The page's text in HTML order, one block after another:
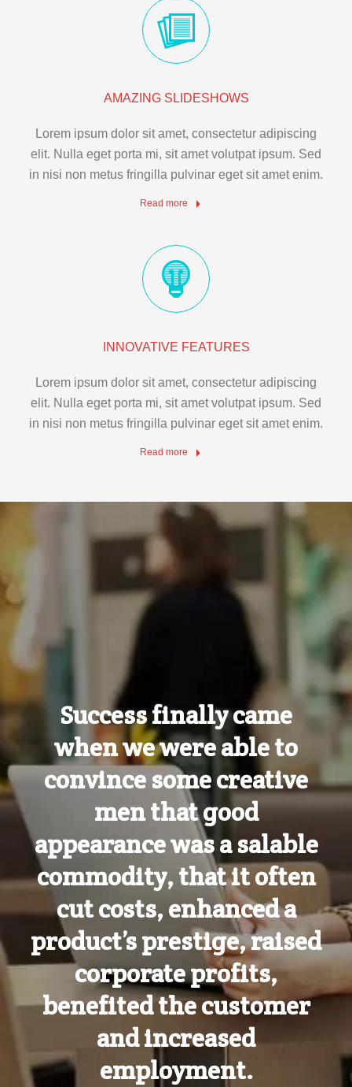
AMAZING SLIDESHOWS
Lorem ipsum dolor sit amet, consectetur adipiscing
elit. Nulla eget porta mi, sit amet volutpat ipsum. Sed
in nisi non metus fringilla pulvinar eget sit amet enim.
Read more
INNOVATIVE FEATURES
Lorem ipsum dolor sit amet, consectetur adipiscing
elit. Nulla eget porta mi, sit amet volutpat ipsum. Sed
in nisi non metus fringilla pulvinar eget sit amet enim.
Read more
Success finally came
when we were able to
convince some creative
men that good
appearance was a salable
commodity, that it often
cut costs, enhanced a
product’s prestige, raised
corporate profits,
benefited the customer
and increased
employment.